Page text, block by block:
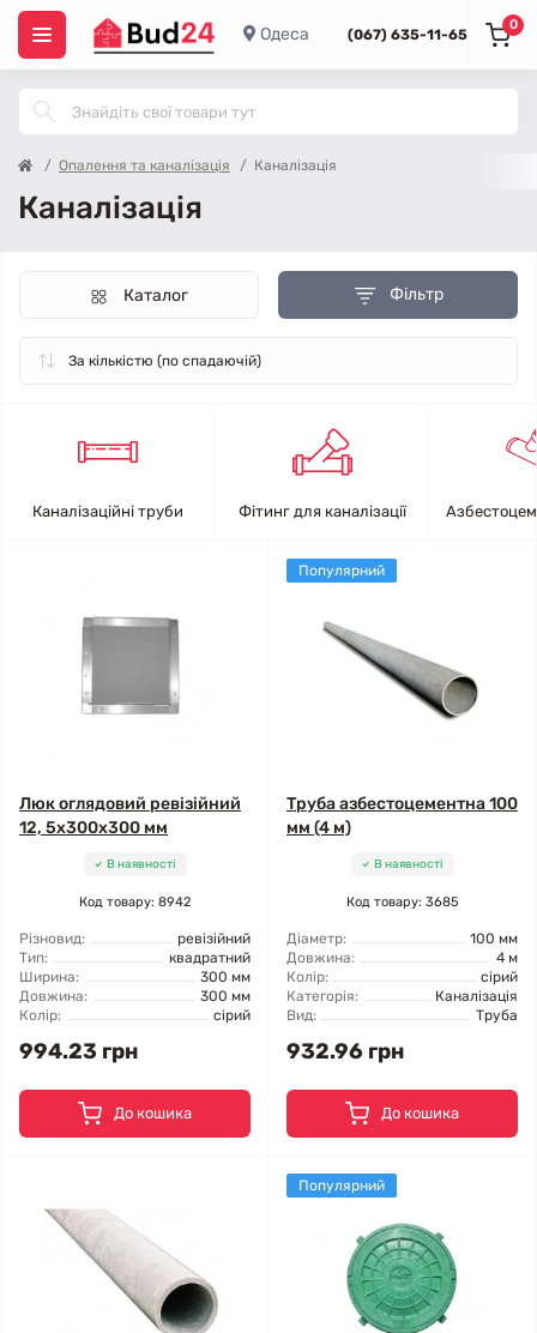
Одеса (067) 635-11-65
0
Опалення та каналізація Каналізація
Каналізація
Фільтр
Каталог
Каналізаційні труби Фітинг для каналізації
Люк оглядовий ревізійний
12, 5x300x300 мм
В наявності
Код товару: 8942
Різновид:
ревізійний
Тип:
квадратний
Ширина:
300 мм
Довжина:
300 мм
Колір:
сірий
994.23 грн
До кошика
Популярний
Труба азбестоцементна 100
мм (4 м)
В наявності
Код товару: 3685
Діаметр:
100 мм
Довжина:
4 м
Колір:
сірий
Категорія:
Каналізація
Вид:
Труба
932.96 грн
До кошика
Популярний